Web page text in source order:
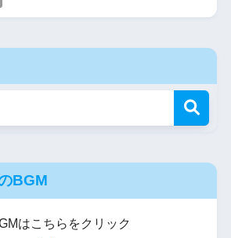
BGM
はこちらをクリック